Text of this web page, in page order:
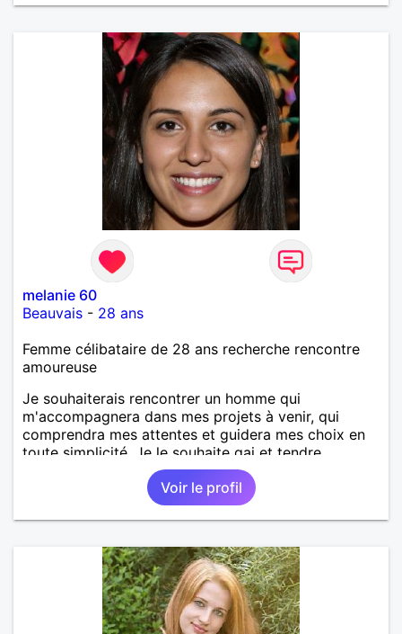
melanie 60
Beauvais - 28 ans
Femme célibataire de 28 ans recherche rencontre
amoureuse
Je souhaiterais rencontrer un homme qui
m'accompagnera dans mes projets à venir, qui
comprendra mes attentes et guidera mes choix en
toute simplicité. Je le souhaite gai et tendre.
Voir le profil